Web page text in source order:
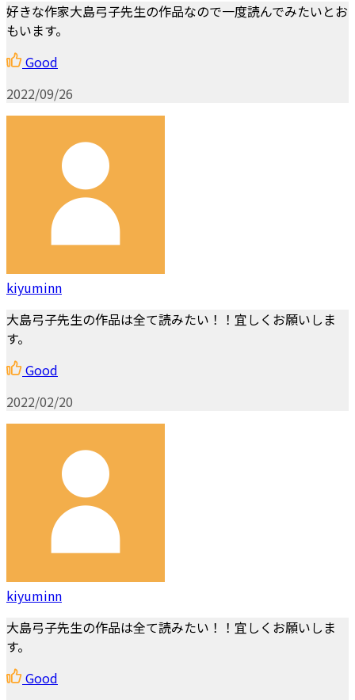
好きな作家大島弓子先生の作品なので一度読んでみたいとお
もいます。
Good
2022/09/26
kiyuminn
大島弓子先生の作品は全て読みたい！！宜しくお願いしま
す。
Good
2022/02/20
kiyuminn
大島弓子先生の作品は全て読みたい！！宜しくお願いしま
す。
Good